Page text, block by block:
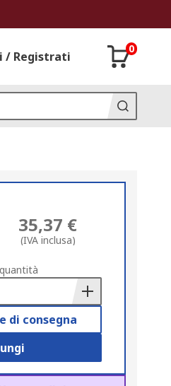
/ Registrati
0
35,37 €
(IVA inclusa)
di consegna